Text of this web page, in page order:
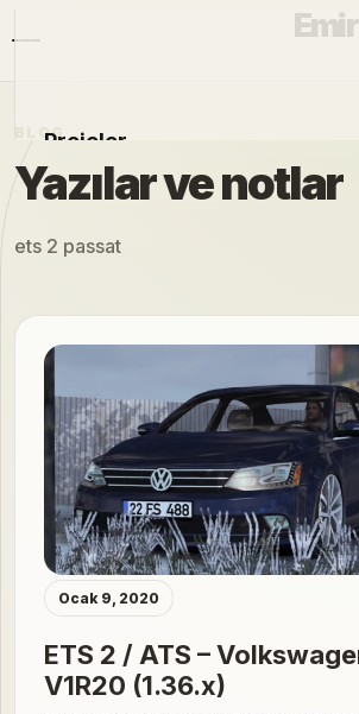
Projeler
Otomobiller
Modlar
Hakkımda
BLOG
Yazılar ve notlar
ets 2 passat
Ocak 9, 2020
ETS 2 / ATS –
V1R20 (1.36.x)